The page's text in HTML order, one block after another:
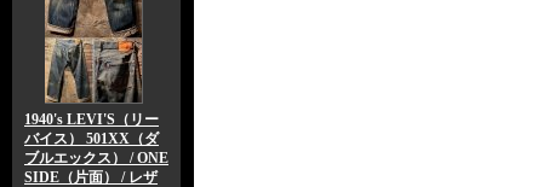
1940's LEVI'S（リー
バイス） 501XX（ダ
ブルエックス） / ONE
SIDE（片面） / レザ